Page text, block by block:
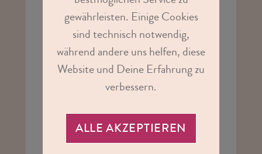
Ja, ich habe dieHinweise
zum Datenschutzgelesen
und akzeptiert.*
Datenschutzerklärung -Nutzungsbedingungen
gewährleisten. Einige Cookies
sind technisch notwendig,
während andere uns helfen, diese
Website und Deine Erfahrung zu
verbessern.
ALLE AKZEPTIEREN